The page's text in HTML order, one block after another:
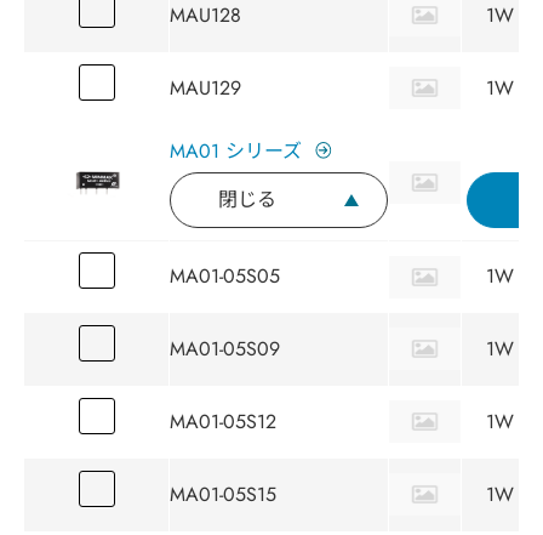
MAU128 1W
MAU129 1W
MA01 シリーズ
閉じる
MA01-05S05 1W
MA01-05S09 1W
MA01-05S12 1W
MA01-05S15 1W